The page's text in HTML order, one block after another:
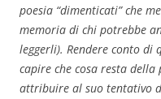
poesia “dimenticati” che
memoria di chi potrebbe
leggerli). Rendere conto di
capire che cosa resta della
attribuire al suo tentativo